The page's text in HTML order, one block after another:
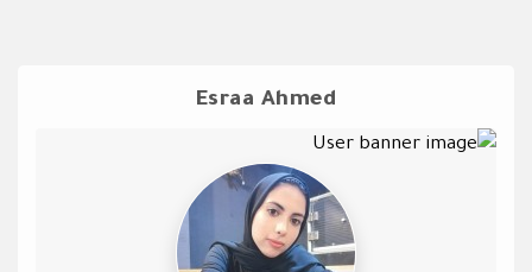
Esraa Ahmed